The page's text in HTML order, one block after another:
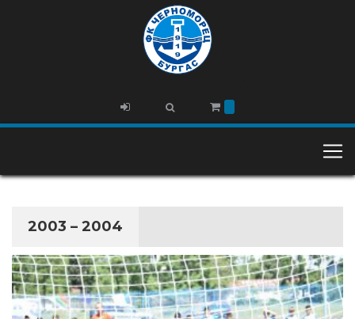
2003 – 2004